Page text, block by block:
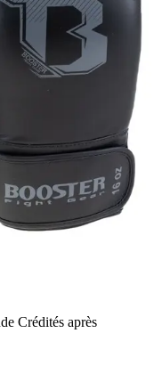
Crédités après